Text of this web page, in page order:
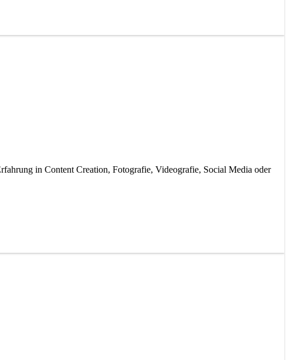
in Content Creation, Fotografie, Videografie, Social Media oder